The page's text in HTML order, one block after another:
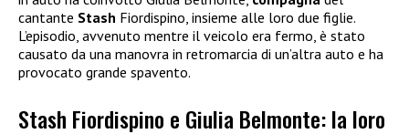
cantante Stash Fiordispino, insieme alle loro due figlie.
L’episodio, avvenuto mentre il veicolo era fermo, è stato
causato da una manovra in retromarcia di un’altra auto e ha
provocato grande spavento.
Stash Fiordispino e Giulia Belmonte: la loro